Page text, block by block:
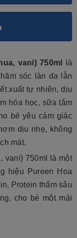
vani) 750ml
là
sóc làn da lẫn
xuất tự nhiên, dịu
hóa học, sữa tắm
bé yêu cảm giác
dịu nhẹ, không
mát.
vani) 750ml là một
hiệu Pureen Hoa
Protein thấm sâu
cho bé một mái